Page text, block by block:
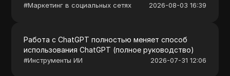
#Маркетинг в социальных сетях 2026-08-03 16:39
Работа с ChatGPT полностью меняет способ
использования ChatGPT (полное руководство)
#Инструменты ИИ 2026-07-31 12:06